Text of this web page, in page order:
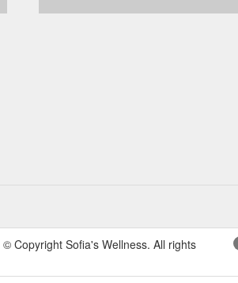
© Copyright Sofia's Wellness. All rights